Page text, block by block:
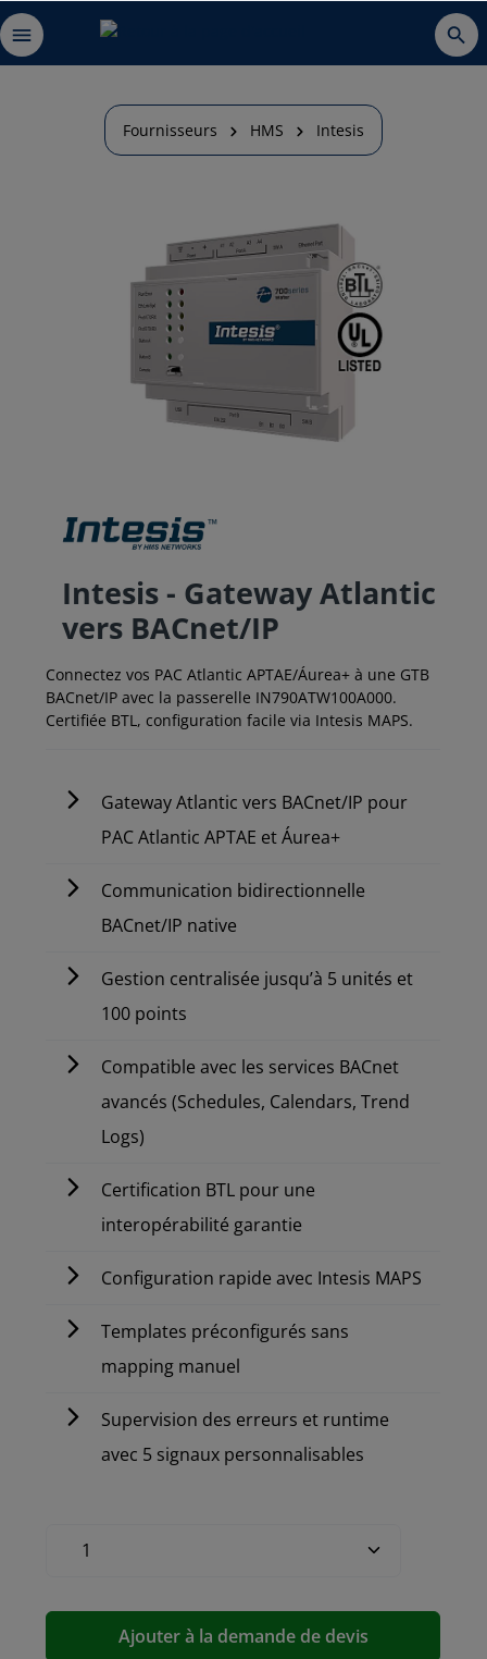
Fournisseurs HMS Intesis
Intesis - Gateway Atlantic
vers BACnet/IP
Connectez vos PAC Atlantic APTAE/Áurea+ à une GTB
BACnet/IP avec la passerelle IN790ATW100A000.
Certifiée BTL, configuration facile via Intesis MAPS.
Gateway Atlantic vers BACnet/IP pour
PAC Atlantic APTAE et Áurea+
Communication bidirectionnelle
BACnet/IP native
Gestion centralisée jusqu’à 5 unités et
100 points
Compatible avec les services BACnet
avancés (Schedules, Calendars, Trend
Logs)
Certification BTL pour une
interopérabilité garantie
Configuration rapide avec Intesis MAPS
Templates préconfigurés sans
mapping manuel
Supervision des erreurs et runtime
avec 5 signaux personnalisables
Ajouter à la demande de devis